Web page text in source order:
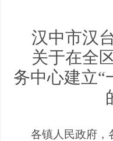
汉中市汉
关于在全
务中心建立“
各镇人民政府，